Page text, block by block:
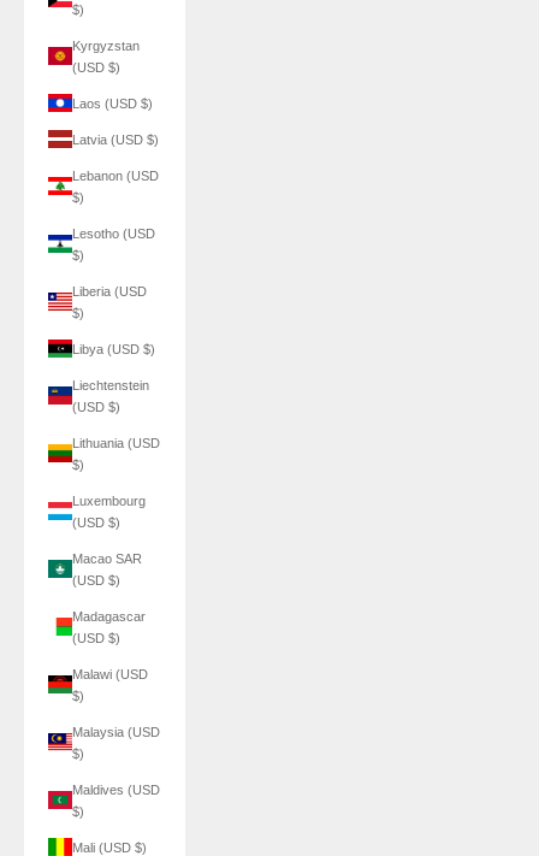
$)
Kyrgyzstan
(USD $)
Laos (USD $)
Latvia (USD $)
Lebanon (USD
$)
Lesotho (USD
$)
Liberia (USD
$)
Libya (USD $)
Liechtenstein
(USD $)
Lithuania (USD
$)
Luxembourg
(USD $)
Macao SAR
(USD $)
Madagascar
(USD $)
Malawi (USD
$)
Malaysia (USD
$)
Maldives (USD
$)
Mali (USD $)